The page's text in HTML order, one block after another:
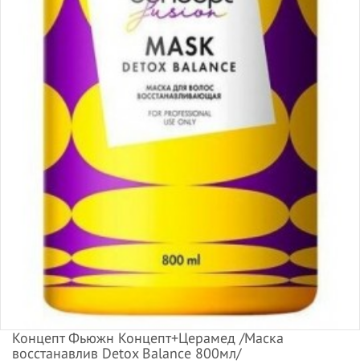
Концепт Фьюжн Концепт+Церамед /Маска
восстанавлив Detox Balance 800мл/